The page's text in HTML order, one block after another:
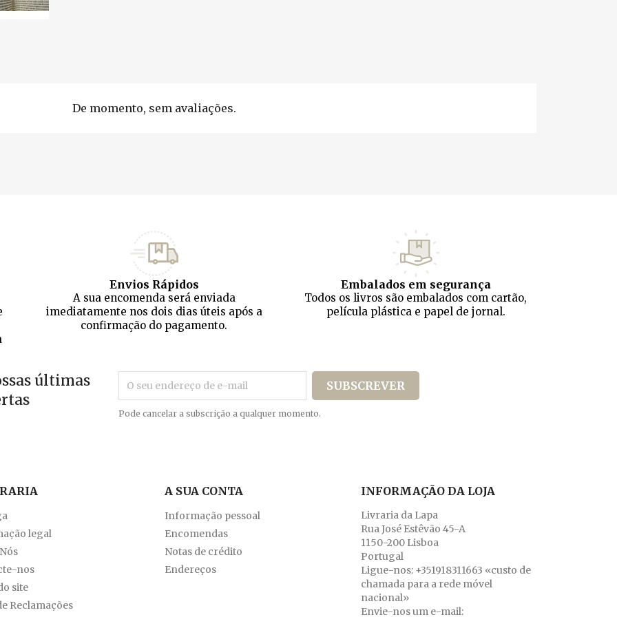
De momento, sem avaliações.
Envios Rápidos
A sua encomenda será enviada
imediatamente nos dois dias úteis após a
confirmação do pagamento.
Embalados em segurança
Todos os livros são embalados com cartão,
película plástica e papel de jornal.
últimas
Pode cancelar a subscrição a qualquer momento.
legal
nos
site
Reclamações
A SUA CONTA
Informação pessoal
Encomendas
Notas de crédito
Endereços
INFORMAÇÃO DA LOJA
Livraria da Lapa
Rua José Estêvão 45-A
1150-200 Lisboa
Portugal
Ligue-nos: +351918311663 «custo de
chamada para a rede móvel
nacional»
Envie-nos um e-mail: